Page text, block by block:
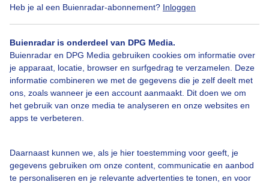
Heb je al een Buienradar-abonnement? Inloggen
Buienradar is onderdeel van DPG Media.
Buienradar en DPG Media gebruiken cookies om informatie over
je apparaat, locatie, browser en surfgedrag te verzamelen. Deze
informatie combineren we met de gegevens die je zelf deelt met
ons, zoals wanneer je een account aanmaakt. Dit doen we om
het gebruik van onze media te analyseren en onze websites en
apps te verbeteren.
Daarnaast kunnen we, als je hier toestemming voor geeft, je
gegevens gebruiken om onze content, communicatie en aanbod
te personaliseren en je relevante advertenties te tonen, en voor
Droogte Lente Zon
Bekijk slideshow
Een moment geduld aub...